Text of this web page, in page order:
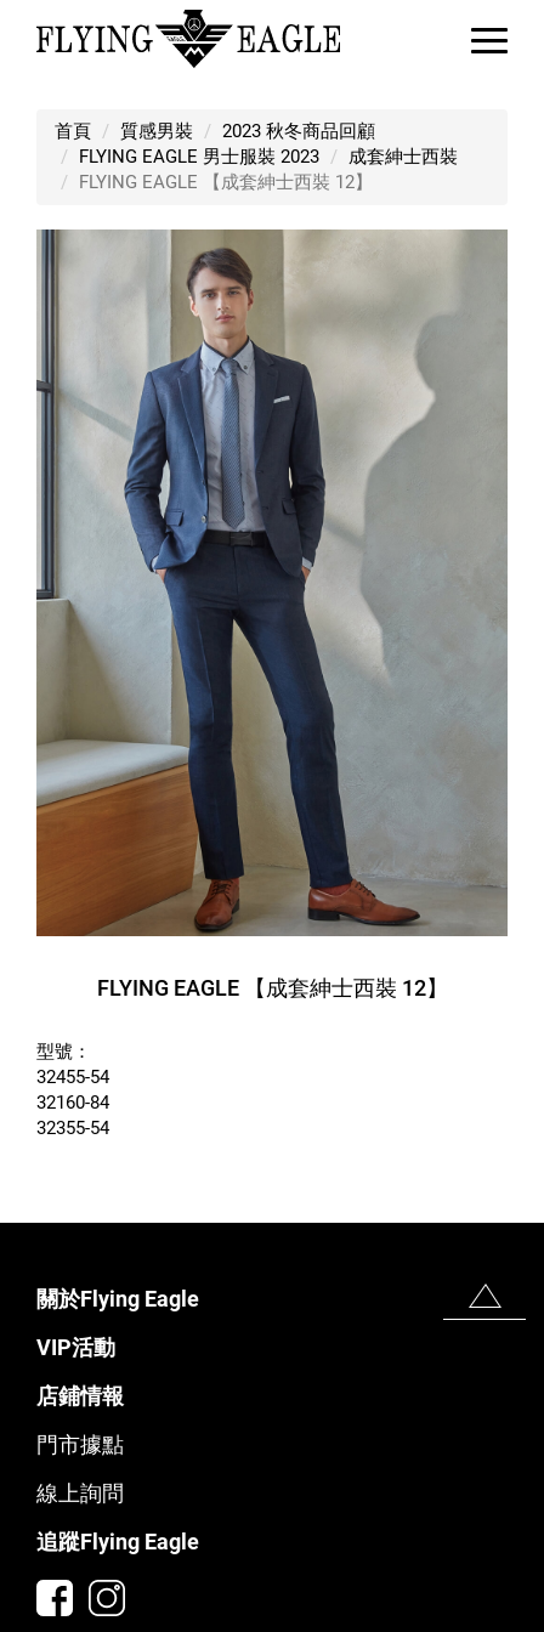
首頁 質感男裝
2023 秋冬商品回顧
FLYING EAGLE 男士服裝 2023
成套紳士西裝
FLYING EAGLE 【成套紳士西裝 12】
FLYING EAGLE 【成套紳士西裝 12】
型號：
32455-54
32160-84
32355-54
關於Flying Eagle
VIP活動
店鋪情報
門市據點
線上詢問
追蹤Flying Eagle